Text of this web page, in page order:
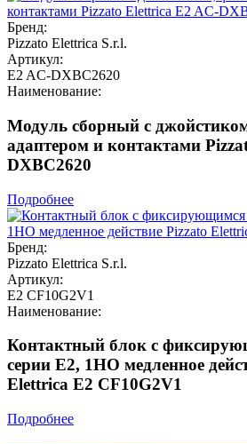
Бренд:
Pizzato Elettrica S.r.l.
Артикул:
E2 AC-DXBC2620
Наименование:
Модуль сборный с
адаптером и контактами
DXBC2620
Подробнее
Бренд:
Pizzato Elettrica S.r.l.
Артикул:
E2 CF10G2V1
Наименование:
Контактный блок с
серии E2, 1НО медленное
Elettrica E2 CF10G2V1
Подробнее